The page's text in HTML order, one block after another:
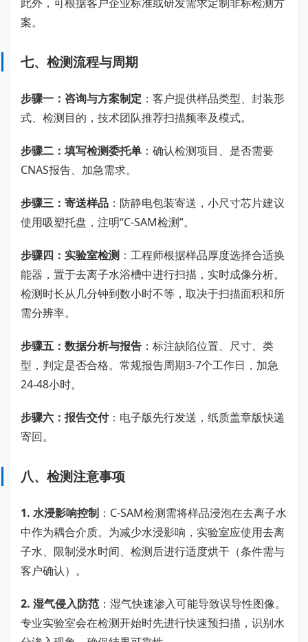
案。
七、检测流程与周期
步骤一：咨询与方案制定 ：客户提供样品类型、封装形
式、检测目的，技术团队推荐扫描频率及模式。
步骤二：填写检测委托单 ：确认检测项目、是否需要
CNAS报告、加急需求。
步骤三：寄送样品 ：防静电包装寄送，小尺寸芯片建议
使用吸塑托盘，注明“C-SAM检测”。
步骤四：实验室检测 ：工程师根据样品厚度选择合适换
能器，置于去离子水浴槽中进行扫描，实时成像分析。
检测时长从几分钟到数小时不等，取决于扫描面积和所
需分辨率。
步骤五：数据分析与报告 ：标注缺陷位置、尺寸、类
型，判定是否合格。常规报告周期3-7个工作日，加急
24-48小时。
步骤六：报告交付：电子版先行发送，纸质盖章版快递
寄回。
八、检测注意事项
1. 水浸影响控制 ：C-SAM检测需将样品浸泡在去离子水
中作为耦合介质。为减少水浸影响，实验室应使用去离
子水、限制浸水时间、检测后进行适度烘干（条件需与
客户确认）。
2. 湿气侵入防范：湿气快速渗入可能导致误导性图像。
专业实验室会在检测开始时先进行快速预扫描，识别水